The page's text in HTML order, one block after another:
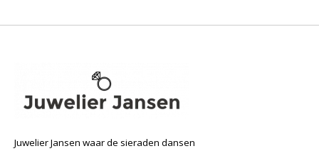
Juwelier Jansen waar de sieraden dansen